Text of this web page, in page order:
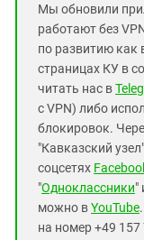
Мы обновили
работают без
по развитию как
страницах КУ в
читать нас в
с VPN) либо
блокировок.
"Кавказский
соцсетях
"Одноклассники"
можно вYouTube
на номер +49